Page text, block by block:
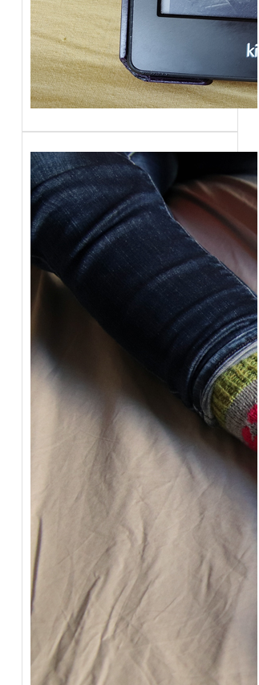
{Tricot} Flower
power socks
Ce patron a été
initialement créé pour les
membres de…